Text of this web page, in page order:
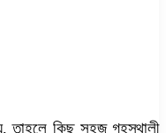
তাহলে কিছু সহজ গৃহস্থালী